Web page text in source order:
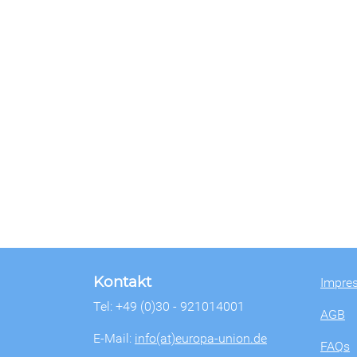
Kontakt
Tel: +49 (0)30 - 921014001
E-Mail: info(at)europa-union.de
AGB
FAQs